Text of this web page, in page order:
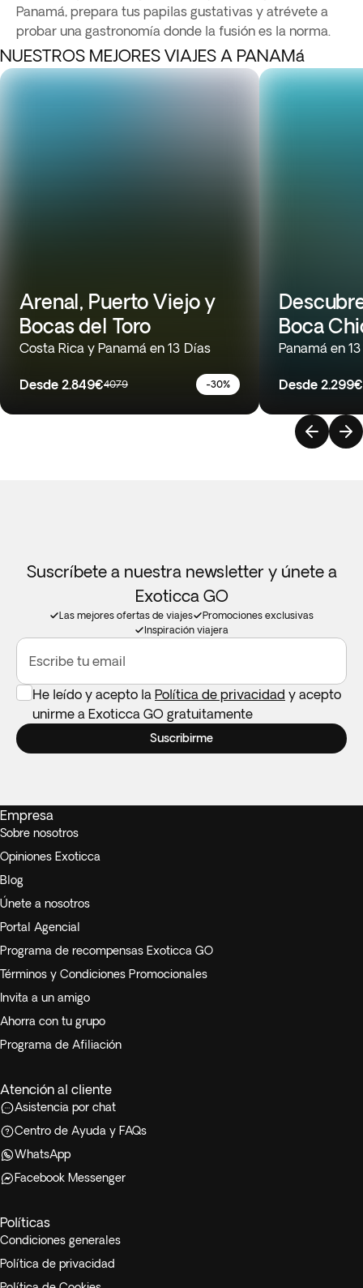
Panamá, prepara tus papilas gustativas y atrévete a
probar una gastronomía donde la fusión es la norma.
NUESTROS MEJORES VIAJES A PANAMá
Arenal, Puerto Viejo y
Bocas del Toro
Costa Rica y Panamá en 13 Días
Desde 2.849€4079 -30%
Boca
Panamá en
Desde 2.299€
Suscríbete a nuestra newsletter y únete a
Exoticca GO
Las mejores ofertas de viajes
Promociones exclusivas
Inspiración viajera
Escribe tu email
He leído y acepto la Política de privacidad y acepto
unirme a Exoticca GO gratuitamente
Suscribirme
Empresa
Sobre nosotros
Opiniones Exoticca
Blog
Únete a nosotros
Portal Agencial
Programa de recompensas Exoticca GO
Términos y Condiciones Promocionales
Invita a un amigo
Ahorra con tu grupo
Programa de Afiliación
Atención al cliente
Asistencia por chat
Centro de Ayuda y FAQs
WhatsApp
Facebook Messenger
Políticas
Condiciones generales
Política de privacidad